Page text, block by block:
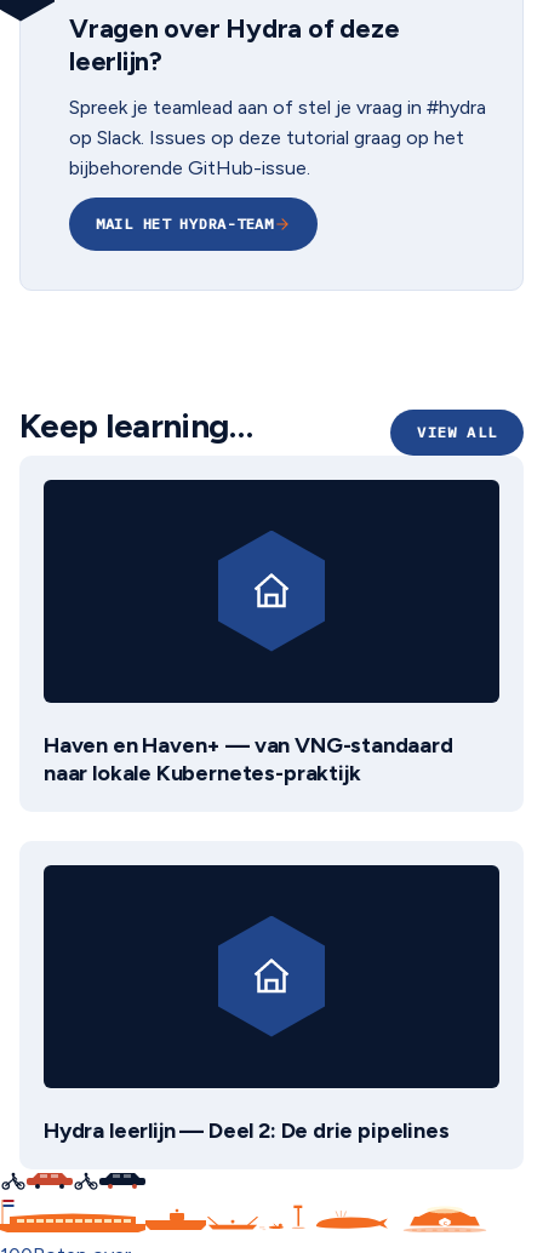
Vragen over Hydra of deze
leerlijn?
Spreek je teamlead aan of stel je vraag in #hydra
op Slack. Issues op deze tutorial graag op het
bijbehorende GitHub-issue.
MAIL HET HYDRA-TEAM
Keep learning… VIEW ALL
Haven en Haven+ — van VNG-standaard
naar lokale Kubernetes-praktijk
Hydra leerlijn — Deel 2: De drie pipelines
C